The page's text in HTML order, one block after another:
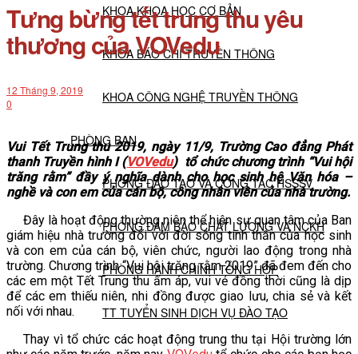
KHOA KHOA HỌC CƠ BẢN
KHOA BÁO CHÍ TRUYỀN THÔNG
KHOA CÔNG NGHỆ TRUYỀN THÔNG
PHÒNG BAN
PHÒNG ĐÀO TẠO VÀ CÔNG TÁC HSSSV
PHÒNG ĐẢM BẢO CHẤT LƯỢNG VÀ NCKH
PHÒNG HÀNH CHÍNH TỔNG HỢP
TT TUYỂN SINH DỊCH VỤ ĐÀO TẠO
Tưng bừng tết trung thu yêu
thương của VOVedu
12 Tháng 9, 2019
0
Vui Tết Trung thu 2019, ngày 11/9, Trường Cao đẳng Phát
thanh Truyền hình I (VOVedu) tổ chức chương trình “Vui hội
trăng rằm” đầy ý nghĩa dành cho học sinh hệ Văn hóa –
nghề và con em của cán bộ, công nhân viên của nhà trường.
Đây là hoạt động thường niên thể hiện sự quan tâm của Ban
giám hiệu nhà trường đối với đời sống tinh thần của học sinh
và con em của cán bộ, viên chức, người lao động trong nhà
trường. Chương trình “Vui hội trăng rằm 2019” đã đem đến cho
các em một Tết Trung thu ấm áp, vui vẻ đồng thời cũng là dịp
để các em thiếu niên, nhi đồng được giao lưu, chia sẻ và kết
nối với nhau.
Thay vì tổ chức các hoạt động trung thu tại Hội trường lớn